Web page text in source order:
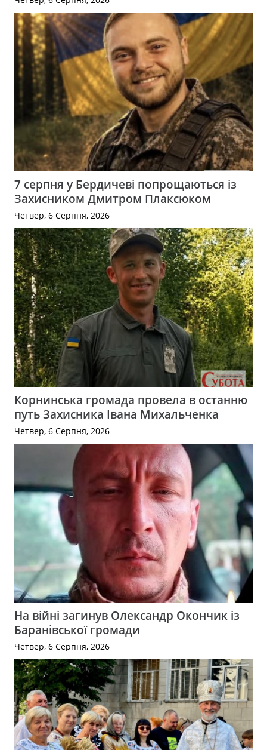
7 серпня у Бердичеві попрощаються із
Захисником Дмитром Плаксюком
Четвер, 6 Серпня, 2026
Корнинська громада провела в останню
путь Захисника Івана Михальченка
Четвер, 6 Серпня, 2026
На війні загинув Олександр Окончик із
Баранівської громади
Четвер, 6 Серпня, 2026